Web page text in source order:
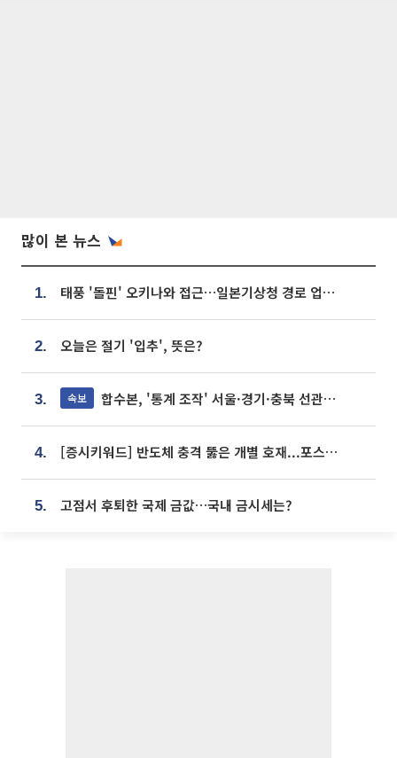
많이 본 뉴스
1. 태풍 '돌핀' 오키나와 접근…일본기상청 경로 업데이트
2. 오늘은 절기 '입추', 뜻은?
3. 속보 합수본, '통계 조작' 서울·경기·충북 선관위 등 추가 압수수색
4. [증시키워드] 반도체 충격 뚫은 개별 호재...포스코퓨처엠·에코프로·한화솔루션 '눈길'
5. 고점서 후퇴한 국제 금값…국내 금시세는?